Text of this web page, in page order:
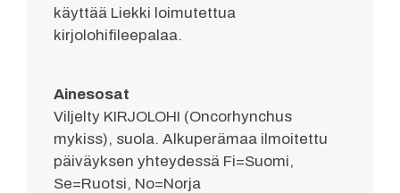
käyttää Liekki loimutettua
kirjolohifileepalaa.
Ainesosat
Viljelty KIRJOLOHI (Oncorhynchus
mykiss), suola. Alkuperämaa ilmoitettu
päiväyksen yhteydessä Fi=Suomi,
Se=Ruotsi, No=Norja